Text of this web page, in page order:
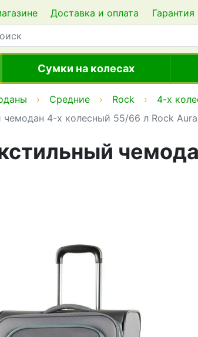
Доставка и оплата Гарантия
Сумки на колесах
Средние Rock 4-х
4-х колесный 55/66 л Rock